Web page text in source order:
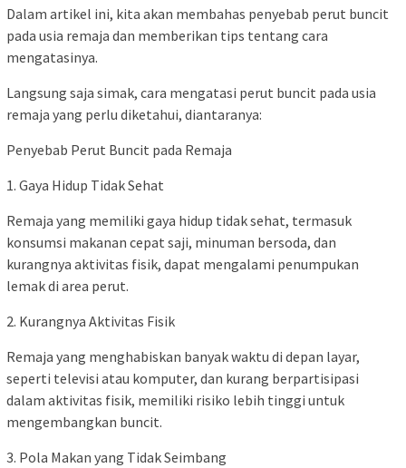
Dalam artikel ini, kita akan membahas penyebab perut buncit
pada usia remaja dan memberikan tips tentang cara
mengatasinya.
Langsung saja simak, cara mengatasi perut buncit pada usia
remaja yang perlu diketahui, diantaranya:
Penyebab Perut Buncit pada Remaja
1. Gaya Hidup Tidak Sehat
Remaja yang memiliki gaya hidup tidak sehat, termasuk
konsumsi makanan cepat saji, minuman bersoda, dan
kurangnya aktivitas fisik, dapat mengalami penumpukan
lemak di area perut.
2. Kurangnya Aktivitas Fisik
Remaja yang menghabiskan banyak waktu di depan layar,
seperti televisi atau komputer, dan kurang berpartisipasi
dalam aktivitas fisik, memiliki risiko lebih tinggi untuk
mengembangkan buncit.
3. Pola Makan yang Tidak Seimbang